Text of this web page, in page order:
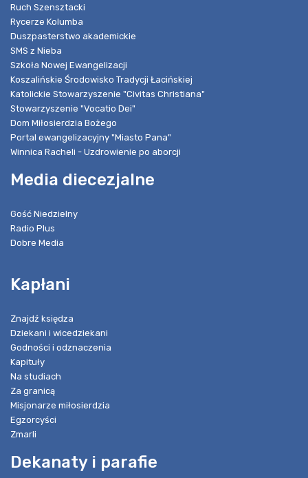
Ruch Szensztacki
Rycerze Kolumba
Duszpasterstwo akademickie
SMS z Nieba
Szkoła Nowej Ewangelizacji
Koszalińskie Środowisko Tradycji Łacińskiej
Katolickie Stowarzyszenie "Civitas Christiana"
Stowarzyszenie "Vocatio Dei"
Dom Miłosierdzia Bożego
Portal ewangelizacyjny "Miasto Pana"
Winnica Racheli - Uzdrowienie po aborcji
Media diecezjalne
Gość Niedzielny
Radio Plus
Dobre Media
Kapłani
Znajdź księdza
Dziekani i wicedziekani
Godności i odznaczenia
Kapituły
Na studiach
Za granicą
Misjonarze miłosierdzia
Egzorcyści
Zmarli
Dekanaty i parafie